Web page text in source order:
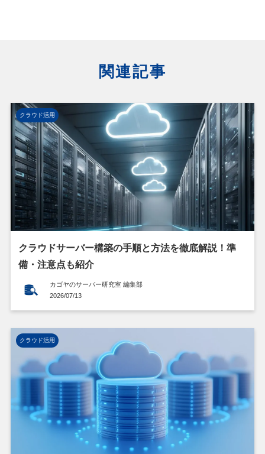
関連記事
クラウド活用
クラウドサーバー構築の手順と方法を徹底解説！準
備・注意点も紹介
カゴヤのサーバー研究室 編集部
2026/07/13
クラウド活用